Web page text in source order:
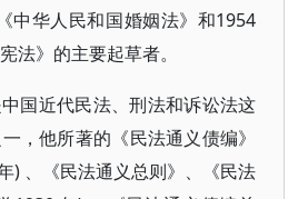
中华人民和国婚姻法》和1954
法》的主要起草者。
国近代民法、刑法和诉讼法这
，他所著的《民法通义债编》
) 、《民法通义总则》、《民法